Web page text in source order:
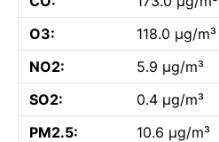
O3:
118.0 µg/m³
NO2:
5.9 µg/m³
SO2:
0.4 µg/m³
PM2.5:
10.6 µg/m³